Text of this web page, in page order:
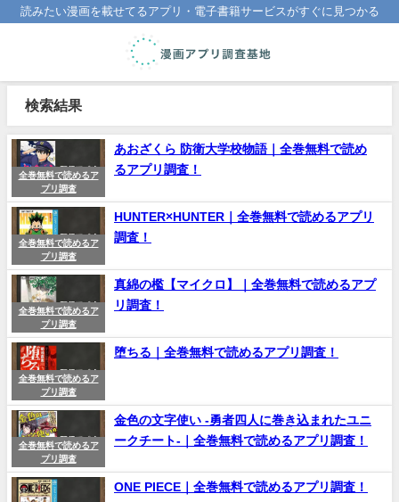
読みたい漫画を載せてるアプリ・電子書籍サービスがすぐに見つかる
検索結果
全巻無料で読めるア
プリ調査
あおざくら 防衛大学校物語｜全巻無料で読め
るアプリ調査！
全巻無料で読めるア
プリ調査
HUNTER×HUNTER｜全巻無料で読めるアプリ
調査！
全巻無料で読めるア
プリ調査
真綿の檻【マイクロ】｜全巻無料で読めるアプ
リ調査！
全巻無料で読めるア
プリ調査
堕ちる｜全巻無料で読めるアプリ調査！
全巻無料で読めるア
プリ調査
金色の文字使い -勇者四人に巻き込まれたユニ
ークチート-｜全巻無料で読めるアプリ調査！
ONE PIECE｜全巻無料で読めるアプリ調査！